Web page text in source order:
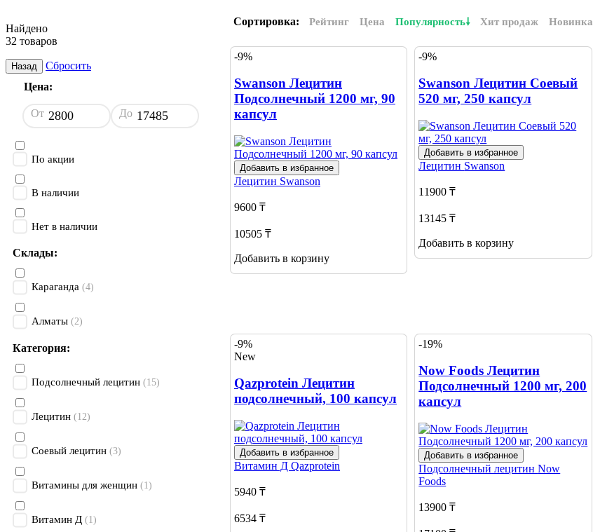
Сортировка: Рейтинг Цена Популярность Хит продаж Новинка
Найдено
32 товаров
Назад
Сбросить
Цена:
От До
По акции
В наличии
Нет в наличии
Склады:
Караганда (4)
Алматы (2)
Категория:
Подсолнечный лецитин (15)
Лецитин (12)
Соевый лецитин (3)
Витамины для женщин (1)
Витамин Д (1)
-9%
Swanson Лецитин
Подсолнечный 1200 мг, 90
капсул
Добавить в избранное
Лецитин Swanson
9600 ₸
10505 ₸
Добавить в корзину
-9%
Swanson Лецитин Соевый
520 мг, 250 капсул
Добавить в избранное
Лецитин Swanson
11900 ₸
13145 ₸
Добавить в корзину
-9%
New
Qazprotein Лецитин
подсолнечный, 100 капсул
Добавить в избранное
Витамин Д Qazprotein
5940 ₸
6534 ₸
-19%
Now Foods Лецитин
Подсолнечный 1200 мг, 200
капсул
Добавить в избранное
Подсолнечный лецитинNow
Foods
13900 ₸